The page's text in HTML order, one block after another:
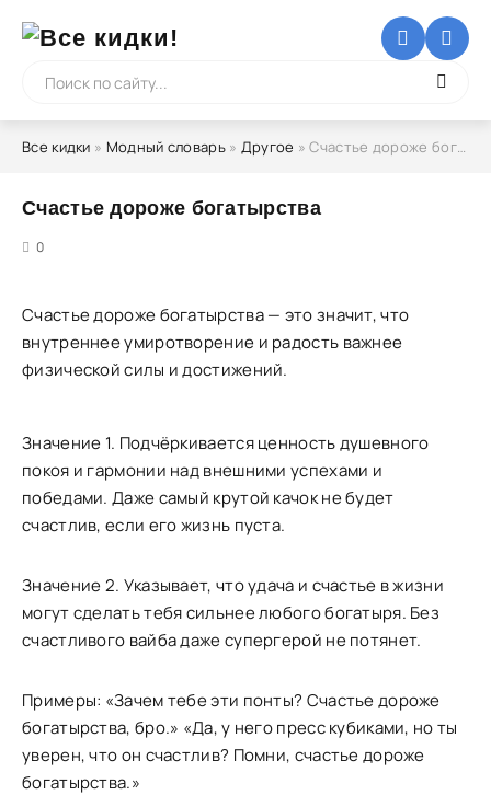
Все кидки » Модный словарь» Другое » Счастье дороже богатырства
Счастье дороже богатырства
0
Счастье дороже богатырства — это значит, что
внутреннее умиротворение и радость важнее
физической силы и достижений.
Значение 1. Подчёркивается ценность душевного
покоя и гармонии над внешними успехами и
победами. Даже самый крутой качок не будет
счастлив, если его жизнь пуста.
Значение 2. Указывает, что удача и счастье в жизни
могут сделать тебя сильнее любого богатыря. Без
счастливого вайба даже супергерой не потянет.
Примеры: «Зачем тебе эти понты? Счастье дороже
богатырства, бро.» «Да, у него пресс кубиками, но ты
уверен, что он счастлив? Помни, счастье дороже
богатырства.»